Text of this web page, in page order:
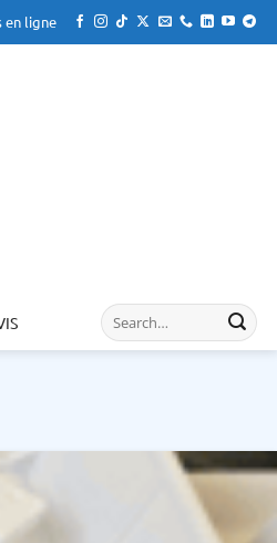
en ligne